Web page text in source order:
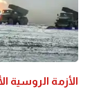
الأزمة الروسية